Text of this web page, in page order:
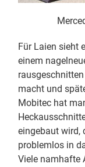
Für Laien sieht
einem
macht und
Mobitec hat
eingebaut wird,
problemlos in
Viele namhafte